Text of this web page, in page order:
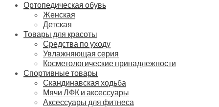
Ортопедическая обувь
Женская
Детская
Товары для красоты
Средства по уходу
Увлажняющая серия
Косметологические принадлежности
Спортивные товары
Скандинавская ходьба
Мячи ЛФК и аксессуары
Аксессуары для фитнеса